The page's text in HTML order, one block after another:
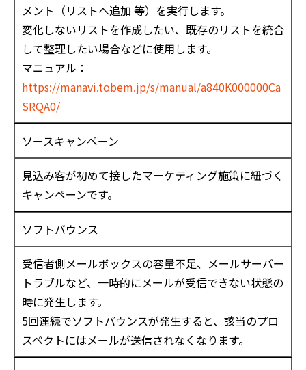
メント（リストへ追加 等）を実行します。
変化しないリストを作成したい、既存のリストを統合
して整理したい場合などに使用します。
マニュアル：
https://manavi.tobem.jp/s/manual/a840K000000Ca
SRQA0/
ソースキャンペーン
見込み客が初めて接したマーケティング施策に紐づく
キャンペーンです。
ソフトバウンス
受信者側メールボックスの容量不足、メールサーバー
トラブルなど、一時的にメールが受信できない状態の
時に発生します。
5回連続でソフトバウンスが発生すると、該当のプロ
スペクトにはメールが送信されなくなります。